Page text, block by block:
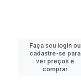
Faça seu login ou
cadastre-se para
ver preços e
comprar